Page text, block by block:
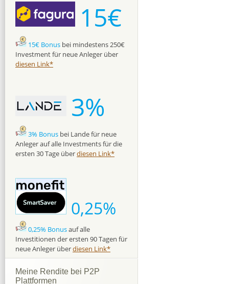
15€
15€ Bonus bei mindestens 250€
Investment für neue Anleger über
diesen Link*
3%
3% Bonus bei Lande für neue
Anleger auf alle Investments für die
ersten 30 Tage überdiesen Link*
0,25%
0,25% Bonusauf alle
Investitionen der ersten 90 Tagen für
neue Anleger überdiesen Link*
Meine Rendite bei P2P
Plattformen